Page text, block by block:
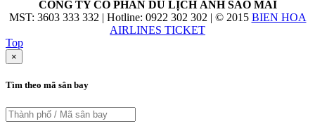
CÔNG TY CỔ PHẦN DU LỊCH ÁNH SAO MAI
MST: 3603 333 332 | Hotline: 0922 302 302 | © 2015 BIEN HOA
AIRLINES TICKET
Top
×
Tìm theo mã sân bay